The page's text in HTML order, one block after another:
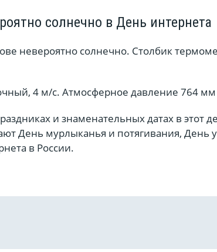
солнечно в День интернета
невероятно солнечно. Столбик
4 м/с. Атмосферное давление 764 мм
и знаменательных датах в этот
День мурлыканья и потягивания, День
в России.